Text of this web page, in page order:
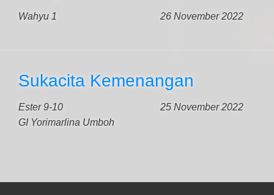
Wahyu 1 26 November 2022
Sukacita Kemenangan
Ester 9-10
25 November 2022
GI Yorimarlina Umboh